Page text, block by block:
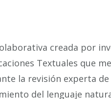
creada por
Textuales que
la revisión experta
del lenguaje